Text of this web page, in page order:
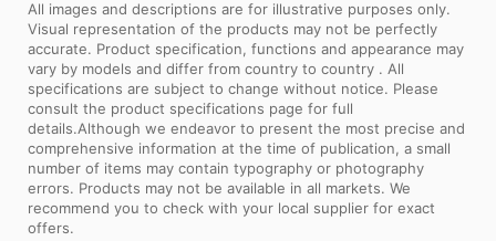
materials may be used only with written permission from MSI.
Any rights not expressly granted herein are reserved.
All images and descriptions are for illustrative purposes only.
Visual representation of the products may not be perfectly
accurate. Product specification, functions and appearance may
vary by models and differ from country to country . All
specifications are subject to change without notice. Please
consult the product specifications page for full
details.Although we endeavor to present the most precise and
comprehensive information at the time of publication, a small